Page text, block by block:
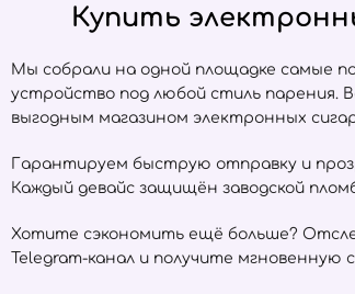
Купить
Мы собрали на одной площадке самые
устройство под любой стиль
выгодным магазином электронных
Гарантируем быструю отправку и
Каждый девайс защищён заводской
Хотите сэкономить ещё больше?
Telegram-канал и получите мгновенную